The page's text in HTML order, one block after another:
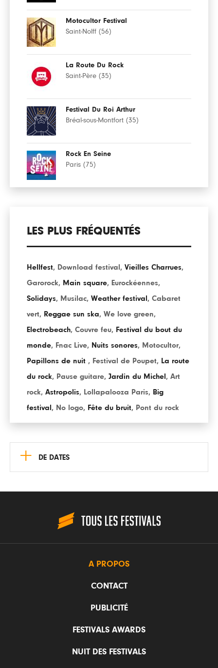
Motocultor Festival
Saint-Nolff (56)
La Route Du Rock
Saint-Père (35)
Festival Du Roi Arthur
Bréal-sous-Montfort (35)
Rock En Seine
Paris (75)
LES PLUS FRÉQUENTÉS
Hellfest, Download festival , Vieilles Charrues,
Garorock, Main square, Eurockéennes,
Solidays, Musilac, Weather festival , Cabaret
vert, Reggae sun ska, We love green,
Electrobeach, Couvre feu, Festival du bout du
monde, Fnac Live, Nuits sonores, Motocultor,
Papillons de nuit , Festival de Poupet, La route
du rock, Pause guitare, Jardin du Michel , Art
rock, Astropolis, Lollapalooza Paris, Big
festival , No logo, Fête du bruit, Pont du rock
+ DE DATES
A PROPOS
CONTACT
PUBLICITÉ
FESTIVALS AWARDS
NUIT DES FESTIVALS